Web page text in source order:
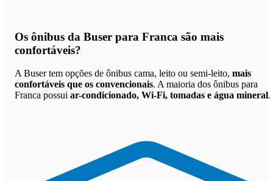
Os ônibus da Buser para Franca são mais
confortáveis?
A Buser tem opções de ônibus cama, leito ou semi-leito, mais
confortáveis que os convencionais. A maioria dos ônibus para
Franca possui ar-condicionado, Wi-Fi, tomadas e água mineral.